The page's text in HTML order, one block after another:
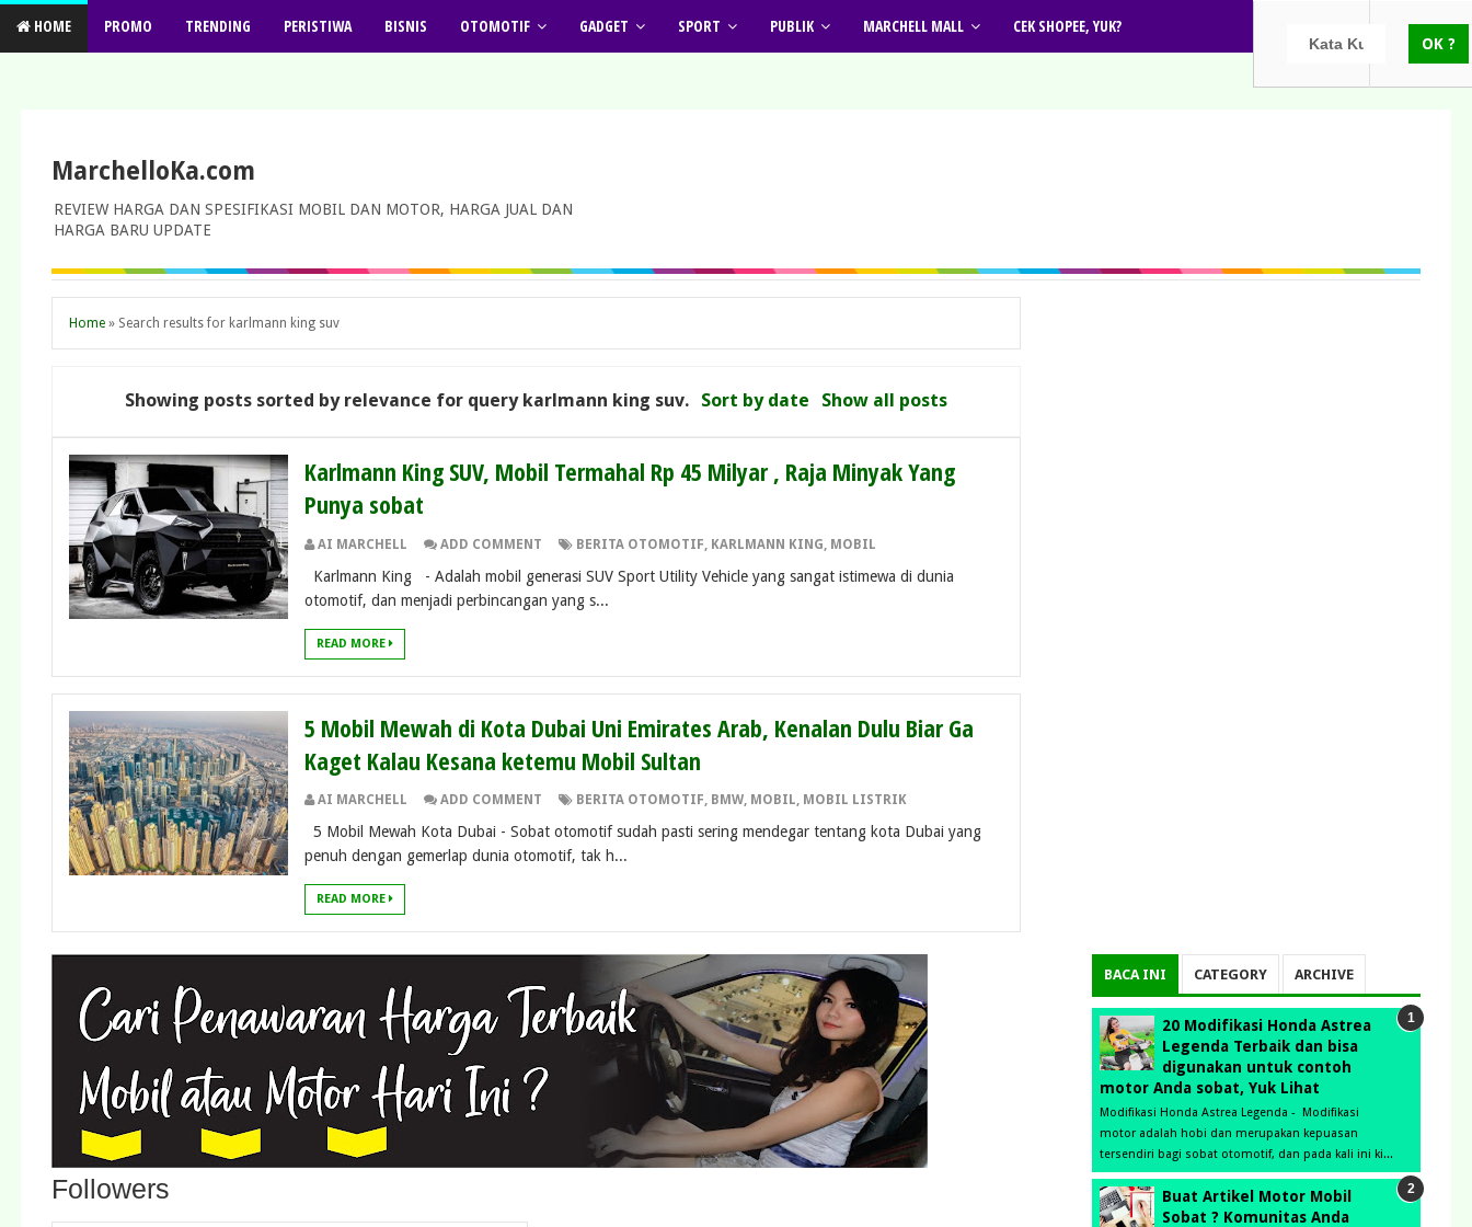
HOME PROMO TRENDING PERISTIWA BISNIS OTOMOTIF GADGET SPORT PUBLIK MARCHELL MALL CEK SHOPEE, YUK?
MarchelloKa.com
REVIEW HARGA DAN SPESIFIKASI MOBIL DAN MOTOR, HARGA JUAL DAN
HARGA BARU UPDATE
Home » Search results for karlmann king suv
Showing posts sorted by relevance for query karlmann king suv. Sort by date Show all posts
Karlmann King SUV, Mobil Termahal Rp 45 Milyar , Raja Minyak Yang
Punya sobat
AI MARCHELL ADD COMMENT BERITA OTOMOTIF KARLMANN KING MOBIL
Karlmann King - Adalah mobil generasi SUV Sport Utility Vehicle yang sangat istimewa di dunia
otomotif, dan menjadi perbincangan yang s...
READ MORE
5 Mobil Mewah di Kota Dubai Uni Emirates Arab, Kenalan Dulu Biar Ga
Kaget Kalau Kesana ketemu Mobil Sultan
AI MARCHELL ADD COMMENT BERITA OTOMOTIF, BMW, MOBIL, MOBIL LISTRIK
5 Mobil Mewah Kota Dubai - Sobat otomotif sudah pasti sering mendegar tentang kota Dubai yang
penuh dengan gemerlap dunia otomotif, tak h...
READ MORE
Followers
BACA INI CATEGORY ARCHIVE
20 Modifikasi Honda Astrea
Legenda Terbaik dan bisa
digunakan untuk contoh
motor Anda sobat, Yuk Lihat
Modifikasi Honda Astrea Legenda - Modifikasi
motor adalah hobi dan merupakan kepuasan
tersendiri bagi sobat otomotif, dan pada kali ini ki...
Buat Artikel Motor Mobil
Sobat ? Komunitas Anda